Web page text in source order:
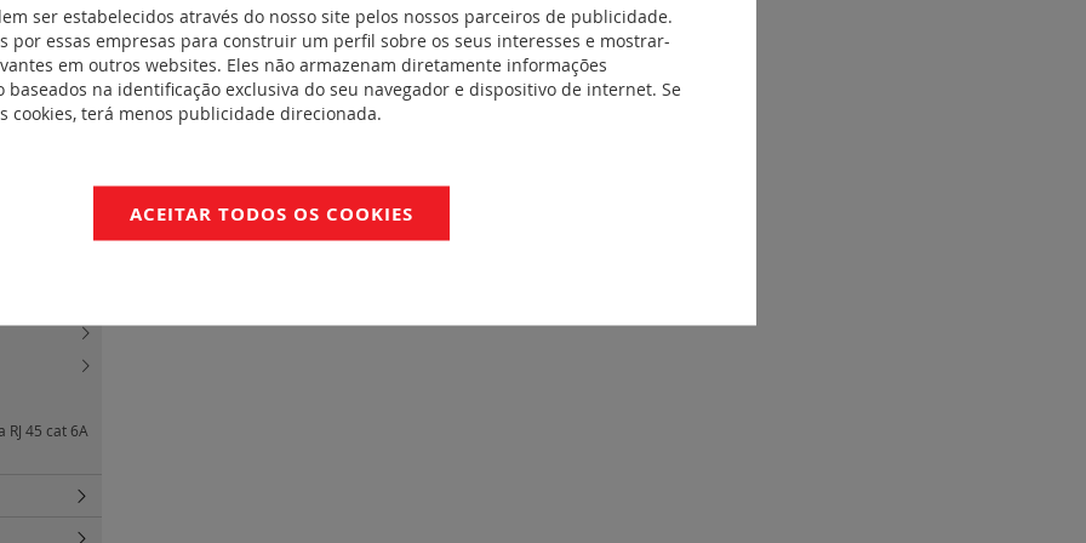
(0)
(9)
6 -
e
e unidades
RJ 45 cat 6A
ser estabelecidos através do nosso site pelos nossos parceiros de publicidade.
por essas empresas para construir um perfil sobre os seus interesses e mostrar-
em outros websites. Eles não armazenam diretamente informações
baseados na identificação exclusiva do seu navegador e dispositivo de internet. Se
cookies, terá menos publicidade direcionada.
ACEITAR TODOS OS COOKIES